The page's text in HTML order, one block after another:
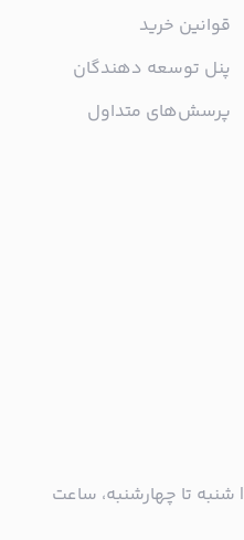
قوانین خرید
پنل توسعه دهندگان
پرسش‌های متداول
تلفن پشتیبانی ۰۲۱۵۷۹۴۲۰۰۰ | شنبه تا چهارشنبه، ساعت